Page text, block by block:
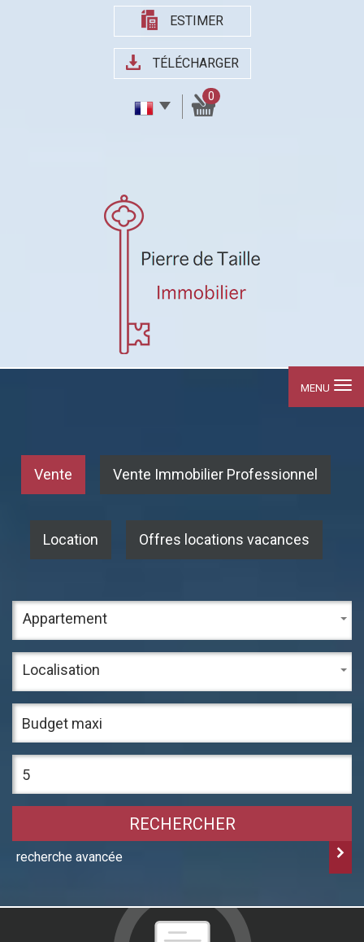
ESTIMER
TÉLÉCHARGER
0
MENU
Vente Vente Immobilier Professionnel
Location Offres locations vacances
Appartement
Localisation
RECHERCHER
recherche avancée